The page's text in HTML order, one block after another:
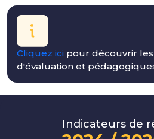
Cliquez ici pour découvrir
d'évaluation et
Indicateurs de